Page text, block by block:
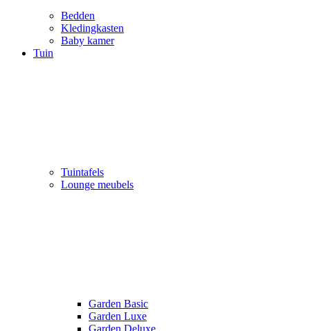
Bedden
Kledingkasten
Baby kamer
Tuin
Tuintafels
Lounge meubels
Garden Basic
Garden Luxe
Garden Deluxe